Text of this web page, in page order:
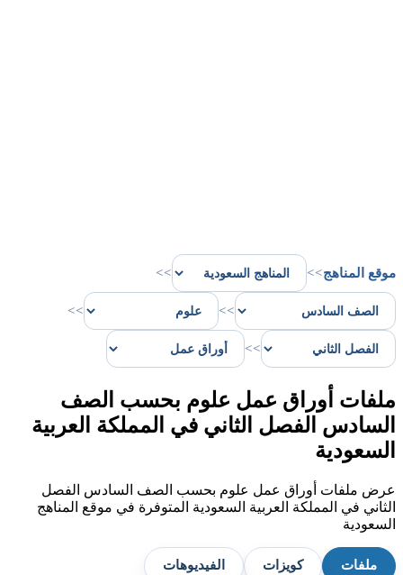
موقع المناهج>>
>>
>>
>>
>>
ملفات أوراق عمل علوم بحسب الصف
السادس الفصل الثاني في المملكة العربية
السعودية
عرض ملفات أوراق عمل علوم بحسب الصف السادس الفصل
الثاني في المملكة العربية السعودية المتوفرة في موقع المناهج
السعودية
ملفات كويزات الفيديوهات